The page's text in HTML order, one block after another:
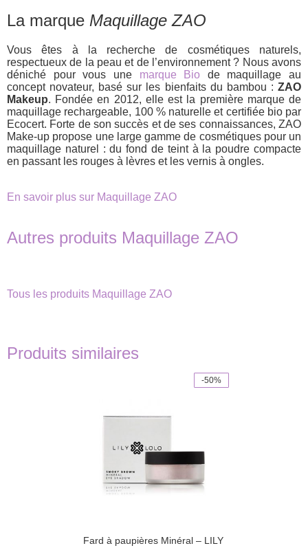
La marque Maquillage ZAO
Vous êtes à la recherche de cosmétiques naturels,
respectueux de la peau et de l’environnement ? Nous avons
déniché pour vous une marque Bio de maquillage au
concept novateur, basé sur les bienfaits du bambou : ZAO
Makeup. Fondée en 2012, elle est la première marque de
maquillage rechargeable, 100 % naturelle et certifiée bio par
Ecocert. Forte de son succès et de ses connaissances, ZAO
Make-up propose une large gamme de cosmétiques pour un
maquillage naturel : du fond de teint à la poudre compacte
en passant les rouges à lèvres et les vernis à ongles.
En savoir plus sur Maquillage ZAO
Autres produits Maquillage ZAO
Tous les produits Maquillage ZAO
Produits similaires
-50%
Fard à paupières Minéral – LILY
plusieurs
peuvent
choisies
du